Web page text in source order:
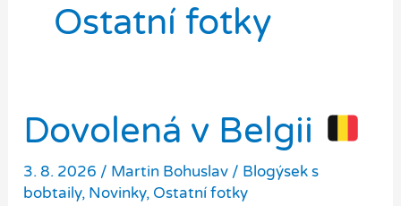
Ostatní fotky
Dovolená v Belgii
3. 8. 2026 / Martin Bohuslav / Blogýsek s
bobtaily, Novinky, Ostatní fotky